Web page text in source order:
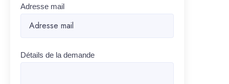
Adresse mail
Détails de la demande